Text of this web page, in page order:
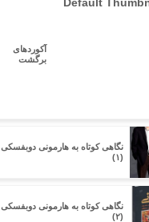
آکوردهای
برگشت
نگاهی کوتاه به هارمونی دوبفسکی
(۱)
نگاهی کوتاه به هارمونی دوبفسکی
(۲)